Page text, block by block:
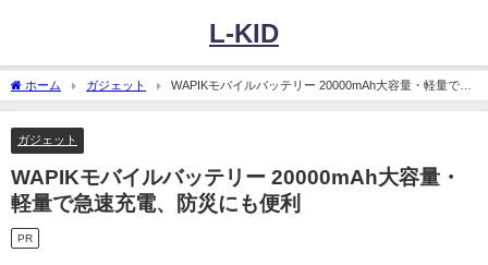
L-KID
ホーム ガジェット
WAPIKモバイルバッテリー 20000mAh大容量・軽量で急
速充電、防災にも便利
ガジェット
WAPIKモバイルバッテリー 20000mAh大容量・
軽量で急速充電、防災にも便利
PR